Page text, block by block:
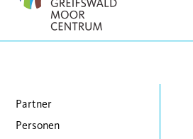
Navigation
überspringen
Navigation überspringen
Partner
Personen